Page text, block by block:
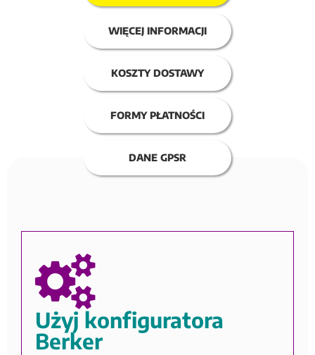
WIĘCEJ INFORMACJI
KOSZTY DOSTAWY
FORMY PŁATNOŚCI
DANE GPSR
Użyj konfiguratora
Berker